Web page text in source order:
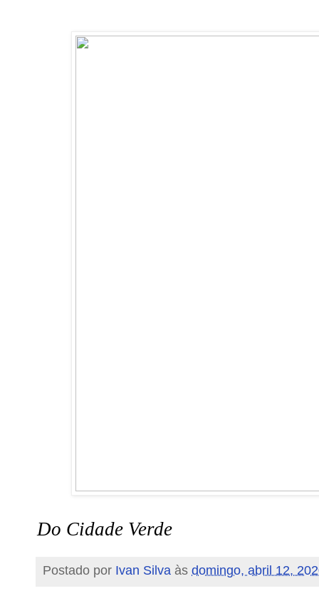
Do Cidade Verde
Postado por Ivan Silva às domingo, abril 12,